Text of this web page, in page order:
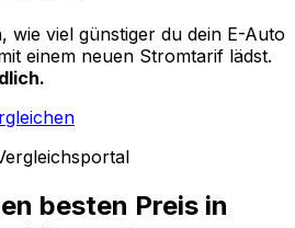
wie viel günstiger du dein E-Auto
einem neuen Stromtarif lädst.
besten Preis in